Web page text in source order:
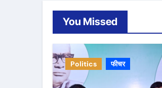
You Missed
Politics फीचर